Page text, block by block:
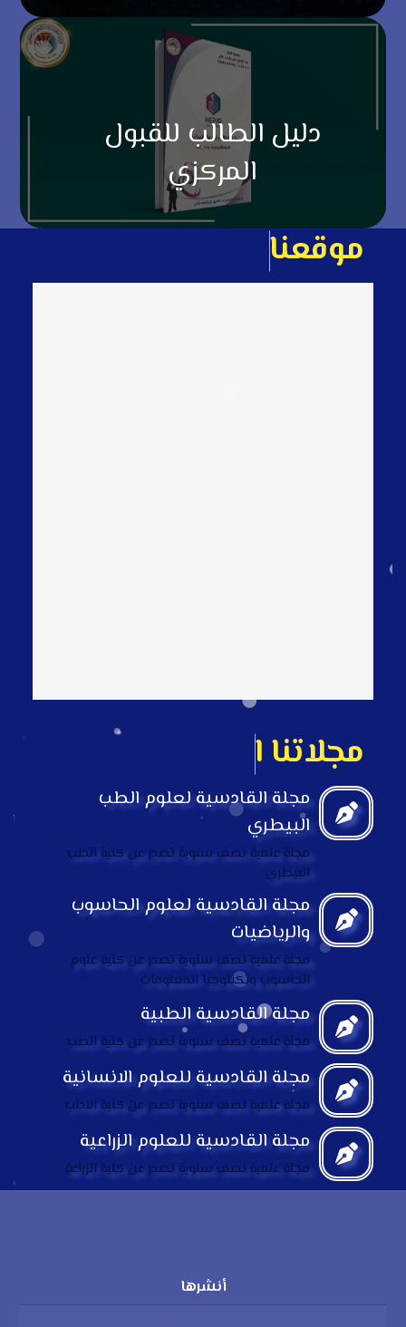
دليل الطالب للقبول
المركزي
موقعنا
مجلتناا
مجلة القادسية لعلوم الطب
البيطري
مجلة علمية نصف سنوية تصدر عن كلية الطب
البيطري
مجلة القادسية لعلوم الحاسوب
والرياضيات
مجلة علمية نصف سنوية تصدر عن كلية علوم
الحاسوب وتكنلوجيا المعلومات
مجلة القادسية الطبية
مجلة علمية نصف سنوية تصدر عن كلية الطب
مجلة القادسية للعلوم الانسانية
مجلة علمية نصف سنوية تصدر عن كلية الاداب
مجلة القادسية للعلوم الزراعية
مجلة علمية نصف سنوية تصدر عن كلية الزراعة